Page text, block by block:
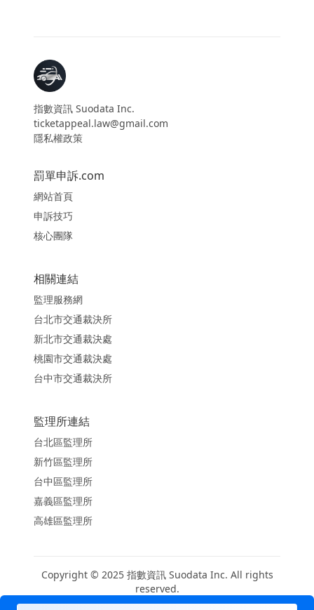
指數資訊 Suodata Inc.
ticketappeal.law@gmail.com
隱私權政策
罰單申訴.com
網站首頁
申訴技巧
核心團隊
相關連結
監理服務網
台北市交通裁決所
新北市交通裁決處
桃園市交通裁決處
台中市交通裁決所
監理所連結
台北區監理所
新竹區監理所
台中區監理所
嘉義區監理所
高雄區監理所
Copyright © 2025 指數資訊 Suodata Inc. All rights
reserved.